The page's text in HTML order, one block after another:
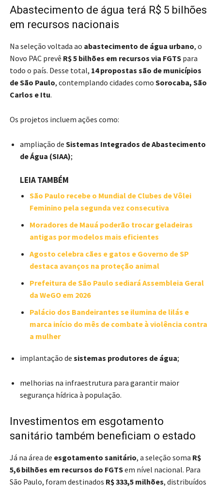
Abastecimento de água terá R$ 5 bilhões
em recursos nacionais
Na seleção voltada ao abastecimento de água urbano, o
Novo PAC prevê R$ 5 bilhões em recursos via FGTS para
todo o país. Desse total, 14 propostas são de municípios
de São Paulo, contemplando cidades como Sorocaba, São
Carlos e Itu.
Os projetos incluem ações como:
ampliação de Sistemas Integrados de Abastecimento
de Água (SIAA);
LEIA TAMBÉM
São Paulo recebe o Mundial de Clubes de Vôlei
Feminino pela segunda vez consecutiva
Moradores de Mauá poderão trocar geladeiras
antigas por modelos mais eficientes
Agosto celebra cães e gatos e Governo de SP
destaca avanços na proteção animal
Prefeitura de São Paulo sediará Assembleia Geral
da WeGO em 2026
Palácio dos Bandeirantes se ilumina de lilás e
marca início do mês de combate à violência contra
a mulher
implantação de sistemas produtores de água;
melhorias na infraestrutura para garantir maior
segurança hídrica à população.
Investimentos em esgotamento
sanitário também beneficiam o estado
Já na área de esgotamento sanitário, a seleção soma R$
5,6 bilhões em recursos do FGTSem nível nacional. Para
São Paulo, foram destinados R$ 333,5 milhões, distribuídos